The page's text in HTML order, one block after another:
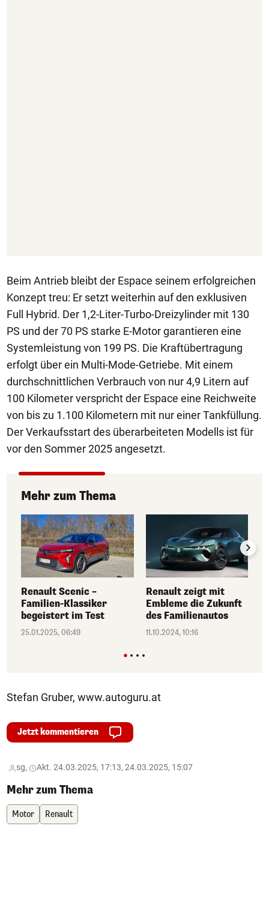
Beim Antrieb bleibt der Espace seinem erfolgreichen
Konzept treu: Er setzt weiterhin auf den exklusiven
Full Hybrid. Der 1,2-Liter-Turbo-Dreizylinder mit 130
PS und der 70 PS starke E-Motor garantieren eine
Systemleistung von 199 PS. Die Kraftübertragung
erfolgt über ein Multi-Mode-Getriebe. Mit einem
durchschnittlichen Verbrauch von nur 4,9 Litern auf
100 Kilometer verspricht der Espace eine Reichweite
von bis zu 1.100 Kilometern mit nur einer Tankfüllung.
Der Verkaufsstart des überarbeiteten Modells ist für
vor den Sommer 2025 angesetzt.
Mehr zum Thema
Renault Scenic –
Familien-Klassiker
begeistert im Test
25.01.2025, 06:49
Renault zeigt mit
Embleme die Zukunft
des Familienautos
11.10.2024, 10:16
Stefan Gruber, www.autoguru.at
Jetzt kommentieren
sg, Akt. 24.03.2025, 17:13, 24.03.2025, 15:07
Mehr zum Thema
Motor Renault